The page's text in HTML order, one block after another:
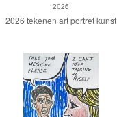
2026
2026 tekenen art portret kunst